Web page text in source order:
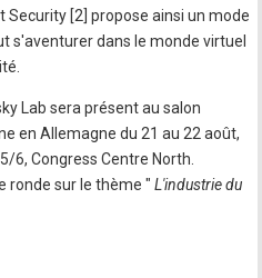
[2] propose ainsi un mode
s'aventurer dans le monde virtuel
Lab sera présent au salon
en Allemagne du 21 au 22 août,
6, Congress Centre North.
ronde sur le thème " L'industrie du